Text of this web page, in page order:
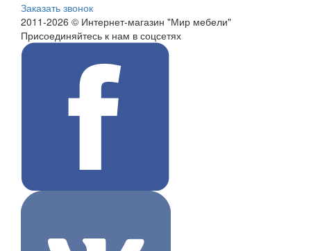
Заказать звонок
2011-2026 © Интернет-магазин "Мир мебели"
Присоединяйтесь к нам в соцсетях